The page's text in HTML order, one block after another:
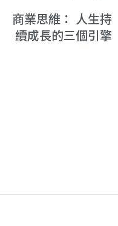
商業思維： 人生持
續成長的三個引擎